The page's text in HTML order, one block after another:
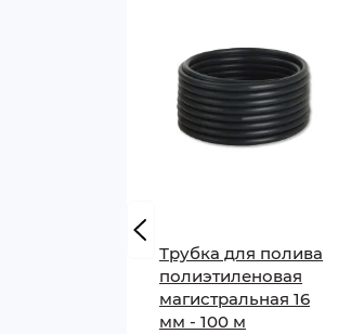
Трубка для полива
полиэтиленовая
магистральная 16
мм - 100 м